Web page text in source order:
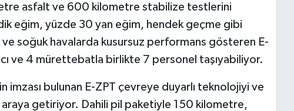
asfalt ve 600 kilometre stabilize testlerini
eğim, yüzde 30 yan eğim, hendek geçme gibi
ve soğuk havalarda kusursuz performans gösteren E-
ve 4 mürettebatla birlikte 7 personel taşıyabiliyor.
imzası bulunan E-ZPT çevreye duyarlı teknolojiyi ve
araya getiriyor. Dahili pil paketiyle 150 kilometre,